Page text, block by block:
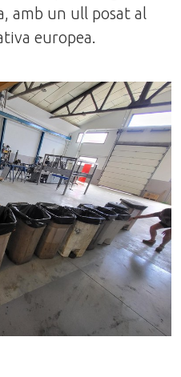
amb un ull posat al
europea.